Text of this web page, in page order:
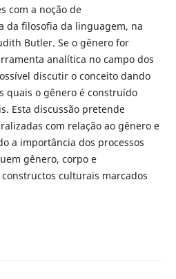
com a noção de
da filosofia da linguagem, na
Butler. Se o gênero for
analítica no campo dos
discutir o conceito dando
quais o gênero é construído
Esta discussão pretende
com relação ao gênero e
a importância dos processos
gênero, corpo e
culturais marcados